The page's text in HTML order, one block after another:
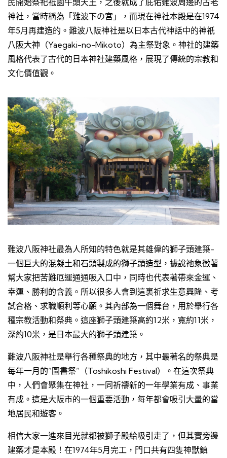
民開始祭祀祇園牛頭天王，之後就成了庇佑難波周邊的古老
神社，當時稱為「難波下の宮」，而現在神社本殿是在1974
年5月再建造的。難波八阪神社是以日本古代神話中的神祇
八阪大神（Yaegaki-no-Mikoto）為主祭對象。神社的建築
風格代表了古代的日本神社建築風格，展現了傳統的宗教和
文化價值觀。
難波八阪神社最為人所知的特色就是其雄偉的獅子頭建築-
一個巨大的混凝土和石頭製成的獅子頭造型，據說祂象徵著
幫大家把苦難厄運通通吸入口中，同時也代表著帶來金運、
幸運、勝利的含義。所以很多人會到這裏祈求生意興隆、考
試合格、求職順利等心願。其內部為一個舞台，用於舉行各
種宗教活動和祭典。這座獅子頭建築高約12米，寬約11米，
深約10米，是日本最大的獅子頭建築。
難波八阪神社是舉行各種祭典的地方，其中最著名的祭典是
每年一月的”圖書祭”（Toshikoshi Festival）。在這次祭典
中，人們會聚集在神社，一同祈禱新的一年學業有成、事業
有成。這是大阪市的一個重要活動，每年都會吸引大量的當
地居民和遊客。
相信大家一進來目光就都被獅子殿給吸引走了，但其實旁邊
建築才是本殿！在1974年5月完工，門口共有四隻神獸鎮